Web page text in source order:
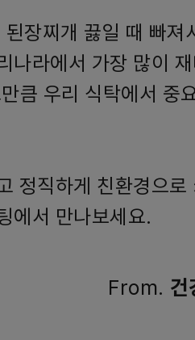
장찌개 끓일 때 빠져
나라에서 가장 많이
큼 우리 식탁에서 중
정직하게 친환경으로
에서 만나보세요.
From. 건